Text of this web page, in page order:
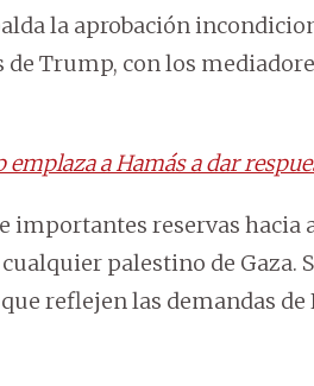
la aprobación
de Trump, con los
a Hamás a dar
importantes reservas hacia
palestino de Gaza.
reflejen las demandas de